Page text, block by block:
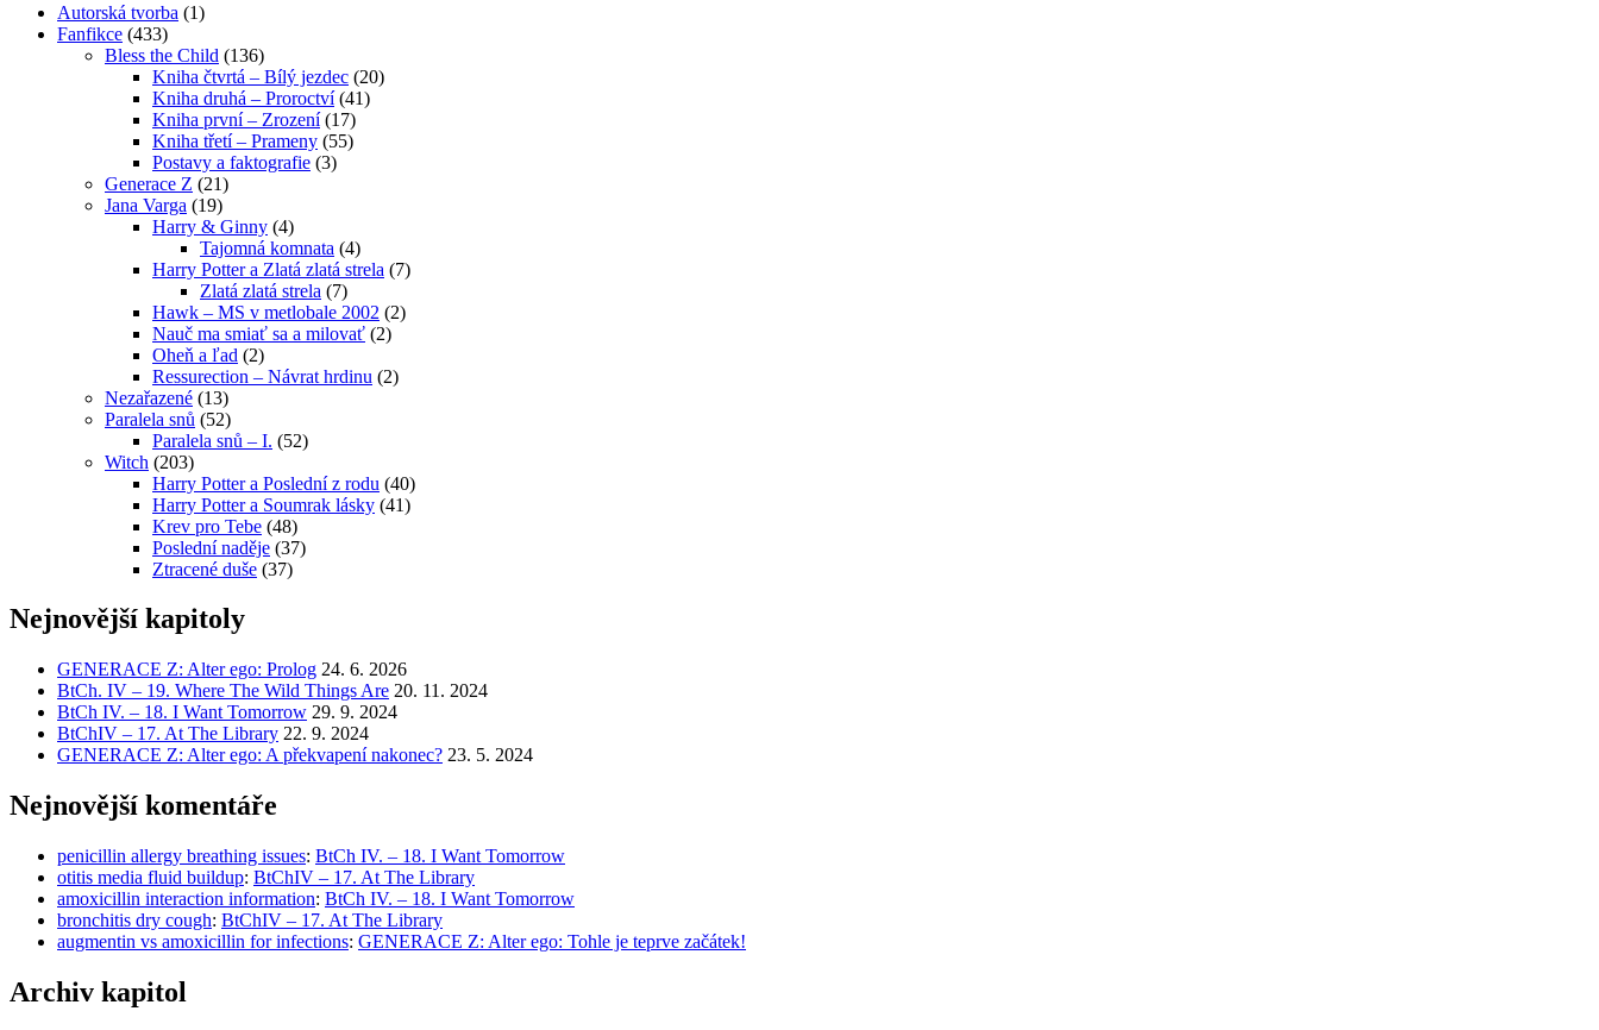
Autorská tvorba (1)
Fanfikce (433)
Bless the Child (136)
Kniha čtvrtá – Bílý jezdec (20)
Kniha druhá – Proroctví(41)
Kniha první – Zrození(17)
Kniha třetí – Prameny (55)
Postavy a faktografie (3)
Generace Z (21)
Jana Varga (19)
Harry & Ginny (4)
Tajomná komnata (4)
Harry Potter a Zlatá zlatá strela (7)
Zlatá zlatá strela (7)
Hawk – MS v metlobale 2002 (2)
Nauč ma smiať sa a milovať (2)
Oheň a ľad (2)
Ressurection – Návrat hrdinu (2)
Nezařazené (13)
Paralela snů (52)
Paralela snů – I. (52)
Witch (203)
Harry Potter a Poslední z rodu (40)
Harry Potter a Soumrak lásky (41)
Krev pro Tebe (48)
Poslední naděje (37)
Ztracené duše (37)
Nejnovější kapitoly
GENERACE Z: Alter ego: Prolog 24. 6. 2026
BtCh. IV – 19. Where The Wild Things Are 20. 11. 2024
BtCh IV. – 18. I Want Tomorrow 29. 9. 2024
BtChIV – 17. At The Library 22. 9. 2024
GENERACE Z: Alter ego: A překvapení nakonec? 23. 5. 2024
Nejnovější komentáře
penicillin allergy breathing issues: BtCh IV. – 18. I Want Tomorrow
otitis media fluid buildup: BtChIV – 17. At The Library
amoxicillin interaction information: BtCh IV. – 18. I Want Tomorrow
bronchitis dry cough: BtChIV – 17. At The Library
augmentin vs amoxicillin for infections: GENERACE Z: Alter ego: Tohle je teprve začátek!
Archiv kapitol